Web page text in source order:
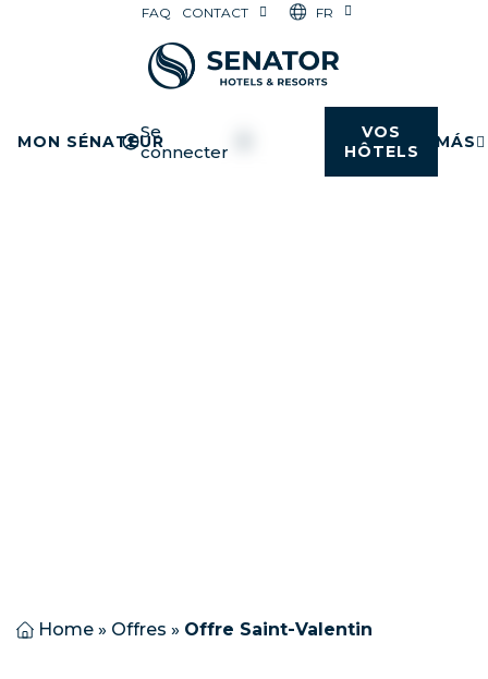
FAQ CONTACT FR
MON SÉNATEUR
Se
connecter
VOS
HÔTELS
MÁS
Home » Offres » Offre Saint-Valentin